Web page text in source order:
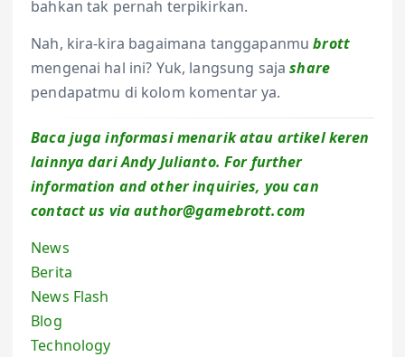
bahkan tak pernah terpikirkan.
Nah, kira-kira bagaimana tanggapanmubrott
mengenai hal ini? Yuk, langsung sajashare
pendapatmu di kolom komentar ya.
Baca juga informasi menarik atau artikel keren
lainnya dari Andy Julianto. For further
information and other inquiries, you can
contact us viaauthor@gamebrott.com
News
Berita
News Flash
Blog
Technology